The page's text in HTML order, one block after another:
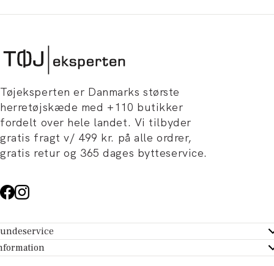
Tøjeksperten er Danmarks største
herretøjskæde med +110 butikker
fordelt over hele landet. Vi tilbyder
gratis fragt v/ 499 kr. på alle ordrer,
gratis retur og 365 dages bytteservice.
- Hjælpecenter
Tøjeksperten